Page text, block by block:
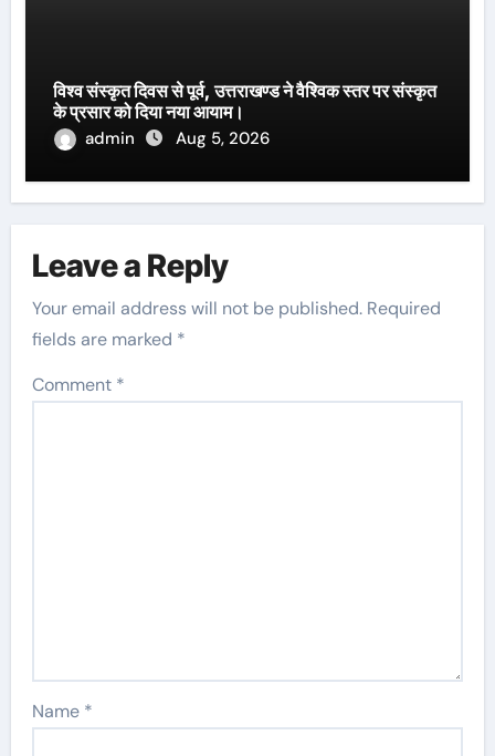
विश्व संस्कृत दिवस से पूर्व, उत्तराखण्ड ने वैश्विक स्तर पर संस्कृत
के प्रसार को दिया नया आयाम।
admin
Aug 5, 2026
Leave a Reply
Your email address will not be published. Required
fields are marked *
Comment *
Name *